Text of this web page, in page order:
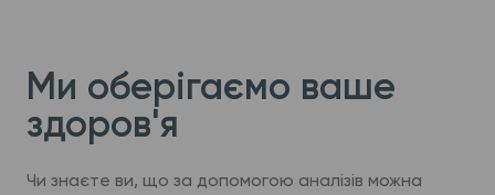
Ми оберігаємо ваше
здоров'я
Чи знаєте ви, що за допомогою аналізів можна